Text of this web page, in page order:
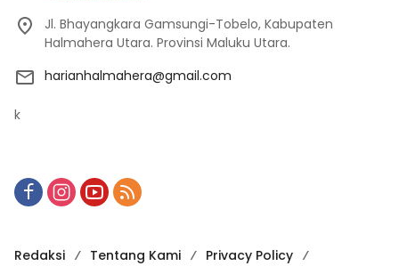
Jl. Bhayangkara Gamsungi-Tobelo, Kabupaten
Halmahera Utara. Provinsi Maluku Utara.
harianhalmahera@gmail.com
k
Redaksi Tentang Kami Privacy Policy